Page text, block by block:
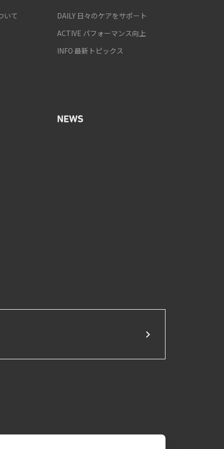
いて
DAILY 日々のケアをサポート
ACTIVE パフォーマンス向上
INFO 最新トピックス
NEWS